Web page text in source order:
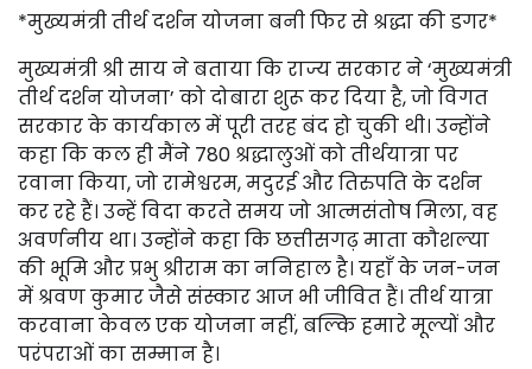
*मुख्यमंत्री तीर्थ दर्शन योजना बनी फिर से श्रद्धा की डगर*
मुख्यमंत्री श्री साय ने बताया कि राज्य सरकार ने ‘मुख्यमंत्री
तीर्थ दर्शन योजना’ को दोबारा शुरू कर दिया है, जो विगत
सरकार के कार्यकाल में पूरी तरह बंद हो चुकी थी। उन्होंने
कहा कि कल ही मैंने 780 श्रद्धालुओं को तीर्थयात्रा पर
रवाना किया, जो रामेश्वरम, मदुरई और तिरुपति के दर्शन
कर रहे हैं। उन्हें विदा करते समय जो आत्मसंतोष मिला, वह
अवर्णनीय था। उन्होंने कहा कि छत्तीसगढ़ माता कौशल्या
की भूमि और प्रभु श्रीराम का ननिहाल है। यहाँ के जन-जन
में श्रवण कुमार जैसे संस्कार आज भी जीवित हैं। तीर्थ यात्रा
करवाना केवल एक योजना नहीं, बल्कि हमारे मूल्यों और
परंपराओं का सम्मान है।